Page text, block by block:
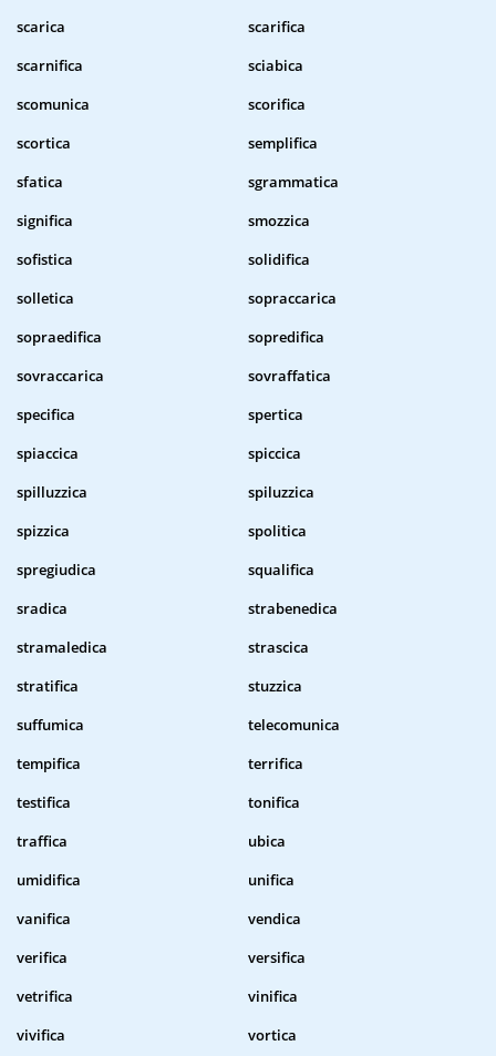
scarica
scarifica
scarnifica
sciabica
scomunica
scorifica
scortica
semplifica
sfatica
sgrammatica
significa
smozzica
sofistica
solidifica
solletica
sopraccarica
sopraedifica
sopredifica
sovraccarica
sovraffatica
specifica
spertica
spiaccica
spiccica
spilluzzica
spiluzzica
spizzica
spolitica
spregiudica
squalifica
sradica
strabenedica
stramaledica
strascica
stratifica
stuzzica
suffumica
telecomunica
tempifica
terrifica
testifica
tonifica
traffica
ubica
umidifica
unifica
vanifica
vendica
verifica
versifica
vetrifica
vinifica
vivifica
vortica